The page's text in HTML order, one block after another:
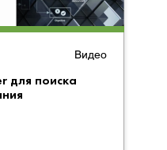
Видео
для поиска